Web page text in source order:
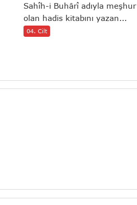
Sahîh-i Buhârî adıyla meşhur
olan hadis kitabını yazan...
04. Cilt